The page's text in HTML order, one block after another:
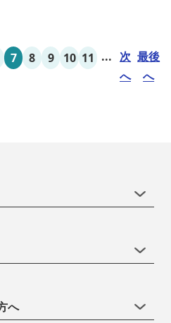
ハウスがありますので、雨や風の
みいただけます。日帰り利用、団
7 8 9 10 11 ... 次
へ
最後
へ
へ